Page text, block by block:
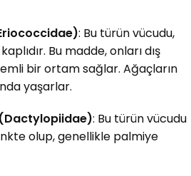
: Bu türün vücudu,
Bu madde, onları dış
bir ortam sağlar. Ağaçların
yaşarlar.
(Dactylopiidae): Bu türün vücudu
olup, genellikle palmiye